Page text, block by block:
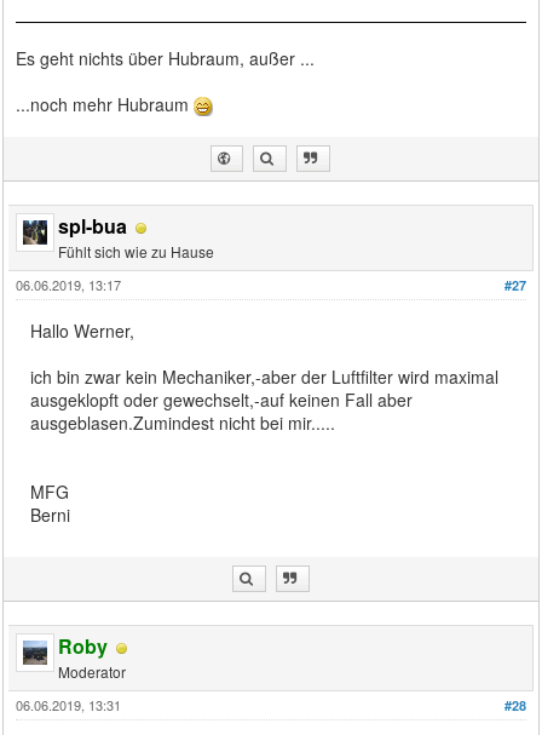
Es geht nichts über Hubraum, außer ...
...noch mehr Hubraum
spl-bua
Fühlt sich wie zu Hause
#27
06.06.2019, 13:17
Hallo Werner,
ich bin zwar kein Mechaniker,-aber der Luftfilter wird maximal
ausgeklopft oder gewechselt,-auf keinen Fall aber
ausgeblasen.Zumindest nicht bei mir.....
MFG
Berni
Roby
Moderator
#28
06.06.2019, 13:31